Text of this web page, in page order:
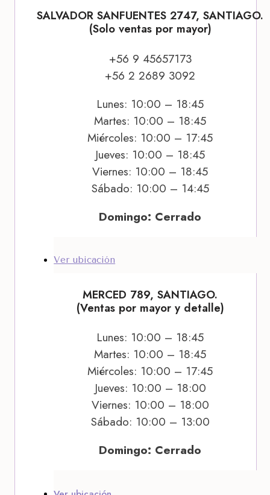
SALVADOR SANFUENTES 2747, SANTIAGO.
(Solo ventas por mayor)
+56 9 45657173
+56 2 2689 3092
Lunes: 10:00 – 18:45
Martes: 10:00 – 18:45
Miércoles: 10:00 – 17:45
Jueves: 10:00 – 18:45
Viernes: 10:00 – 18:45
Sábado: 10:00 – 14:45
Domingo: Cerrado
Ver ubicación
MERCED 789, SANTIAGO.
(Ventas por mayor y detalle)
Lunes: 10:00 – 18:45
Martes: 10:00 – 18:45
Miércoles: 10:00 – 17:45
Jueves: 10:00 – 18:00
Viernes: 10:00 – 18:00
Sábado: 10:00 – 13:00
Domingo: Cerrado